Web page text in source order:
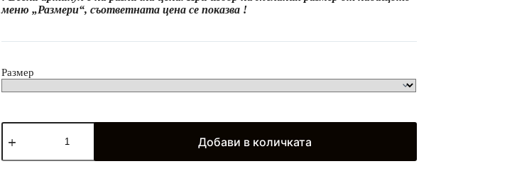
лв.)
меню „Размери“, съответната цена се показва !
Размер
количество
за
спортен
Добави в количката